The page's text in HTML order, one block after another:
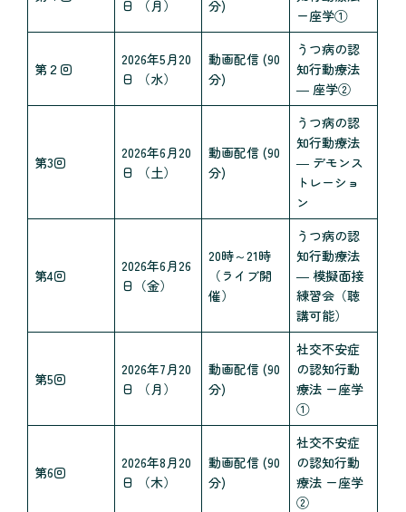
日 （月）
分)
ー座学①
第２回
2026年5月20
日 （水）
動画配信 (90
分)
うつ病の認
知行動療法
― 座学②
第3回
2026年6月20
日 （土）
動画配信 (90
分)
うつ病の認
知行動療法
― デモンス
トレーショ
ン
第4回
2026年6月26
日（金）
20時～21時
（ライブ開
催）
うつ病の認
知行動療法
― 模擬面接
練習会（聴
講可能）
第5回
2026年7月20
日 （月）
動画配信 (90
分)
社交不安症
の認知行動
療法 ー座学
①
第6回
2026年8月20
日 （木）
動画配信 (90
分)
社交不安症
の認知行動
療法 ー座学
②